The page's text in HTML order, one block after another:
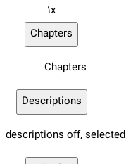
1x
Chapters
Chapters
Descriptions
descriptions off, selected